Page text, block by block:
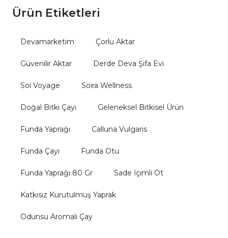
Ürün Etiketleri
Devamarketim Çorlu Aktar
Güvenilir Aktar Derde Deva Şifa Evi
Soi Voyage Soira Wellness
Doğal Bitki Çayı Geleneksel Bitkisel Ürün
Funda Yaprağı Calluna Vulgaris
Funda Çayı Funda Otu
Funda Yaprağı 80 Gr Sade İçimli Ot
Katkısız Kurutulmuş Yaprak
Odunsu Aromalı Çay